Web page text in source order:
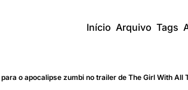
Início Arquivo Tags
o apocalipse zumbi no trailer de The Girl With All